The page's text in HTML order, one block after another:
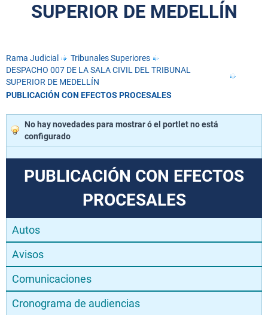
SUPERIOR DE MEDELLÍN
Rama Judicial
Tribunales Superiores
DESPACHO 007 DE LA SALA CIVIL DEL TRIBUNAL
SUPERIOR DE MEDELLÍN
PUBLICACIÓN CON EFECTOS PROCESALES
No hay novedades para mostrar ó el portlet no está
configurado
PUBLICACIÓN CON EFECTOS
PROCESALES
Autos
Avisos
Comunicaciones
Cronograma de audiencias